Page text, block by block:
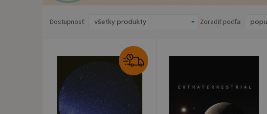
Dostupnosť: Zoradiť podľa: